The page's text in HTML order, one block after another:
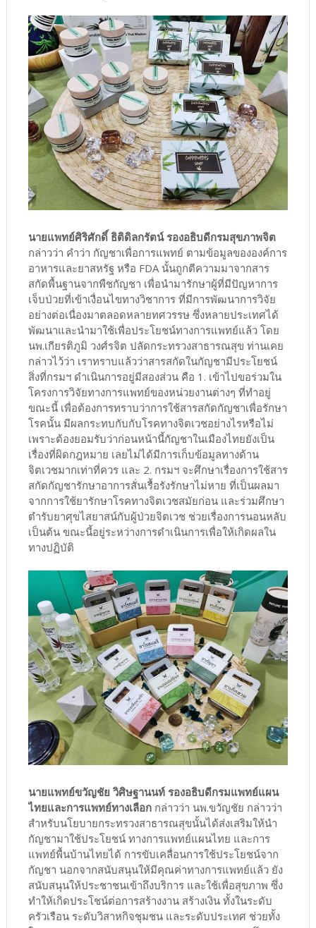
นายแพทย์ศิริศักดิ์ ธิติดิลกรัตน์ รองอธิบดีกรมสุขภาพจิต
กล่าวว่า คำว่า กัญชาเพื่อการแพทย์ ตามข้อมูลขององค์การ
อาหารและยาสหรัฐ หรือ FDA นั้นถูกตีความมาจากสาร
สกัดพื้นฐานจากพืชกัญชา เพื่อนำมารักษาผู้ที่มีปัญหาการ
เจ็บป่วยที่เข้าเงื่อนไขทางวิชาการ ที่มีการพัฒนาการวิจัย
อย่างต่อเนื่องมาตลอดหลายทศวรรษ ซึ่งหลายประเทศได้
พัฒนาและนำมาใช้เพื่อประโยชน์ทางการแพทย์แล้ว โดย
นพ.เกียรติภูมิ วงศ์รจิต ปลัดกระทรวงสาธารณสุข ท่านเคย
กล่าวไว้ว่า เราทราบแล้วว่าสารสกัดในกัญชามีประโยชน์
สิ่งที่กรมฯ ดำเนินการอยู่มีสองส่วน คือ 1. เข้าไปขอร่วมใน
โครงการวิจัยทางการแพทย์ของหน่วยงานต่างๆ ที่ทำอยู่
ขณะนี้ เพื่อต้องการทราบว่าการใช้สารสกัดกัญชาเพื่อรักษา
โรคนั้น มีผลกระทบกับกับโรคทางจิตเวชอย่างไรหรือไม่
เพราะต้องยอมรับว่าก่อนหน้านี้กัญชาในเมืองไทยยังเป็น
เรื่องที่ผิดกฎหมาย เลยไม่ได้มีการเก็บข้อมูลทางด้าน
จิตเวชมากเท่าที่ควร และ 2. กรมฯ จะศึกษาเรื่องการใช้สาร
สกัดกัญชารักษาอาการสั่นเรื้อรังรักษาไม่หาย ที่เป็นผลมา
จากการใช้ยารักษาโรคทางจิตเวชสมัยก่อน และร่วมศึกษา
ตำรับยาศุขไสยาสน์กับผู้ป่วยจิตเวช ช่วยเรื่องการนอนหลับ
เป็นต้น ขณะนี้อยู่ระหว่างการดำเนินการเพื่อให้เกิดผลใน
ทางปฏิบัติ
นายแพทย์ขวัญชัย วิศิษฐานนท์ รองอธิบดีกรมแพทย์แผน
ไทยและการแพทย์ทางเลือกกล่าวว่า นพ.ขวัญชัย กล่าวว่า
สำหรับนโยบายกระทรวงสาธารณสุขนั้นได้ส่งเสริมให้นำ
กัญชามาใช้ประโยชน์ ทางการแพทย์แผนไทย และการ
แพทย์พื้นบ้านไทยได้ การขับเคลื่อนการใช้ประโยชน์จาก
กัญชา นอกจากสนับสนุนให้มีคุณค่าทางการแพทย์แล้ว ยัง
สนับสนุนให้ประชาชนเข้าถึงบริการ และใช้เพื่อสุขภาพ ซึ่ง
ทำให้เกิดประโชน์ต่อการสร้างงาน สร้างเงิน ทั้งในระดับ
ครัวเรือน ระดับวิสาหกิจชุมชน และระดับประเทศ ช่วยทั้ง